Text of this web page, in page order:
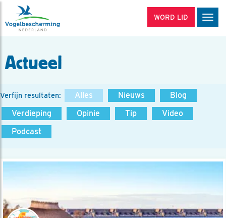
WORD LID
Actueel
Verfijn resultaten: Alles Nieuws
Blog
Verdieping
Opinie Tip
Video
Podcast